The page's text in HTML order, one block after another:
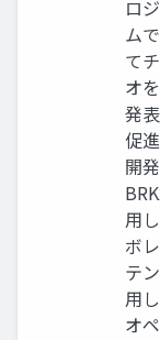
ロ
ム
て
オ
発
促
開
用
ボ
テ
用
オ